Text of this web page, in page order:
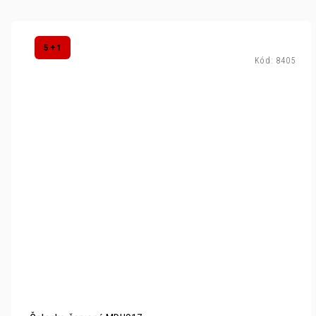
5 + 1
Kód: 8405